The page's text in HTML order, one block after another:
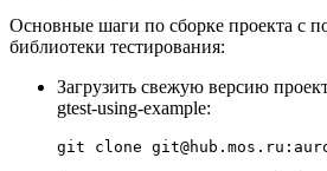
Основные шаги по сборке проекта с
библиотеки тестирования:
Загрузить свежую версию
gtest-using-example:
git clone